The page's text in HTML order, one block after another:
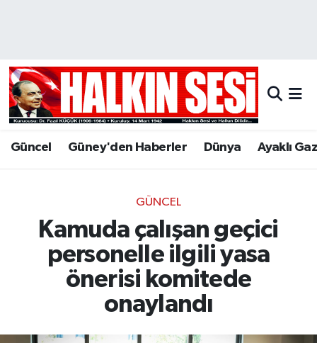
Güncel Güney'den Haberler Dünya Ayaklı
GÜNCEL
Kamuda çalışan geçici
personelle ilgili yasa
önerisi komitede
onaylandı
Hava Durumu
Trafik Durumu
Son Dakika Haberleri
Haber Arşivi